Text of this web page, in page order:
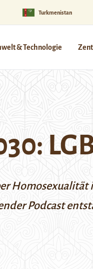
Turkmenistan
& Technologie
Podcast